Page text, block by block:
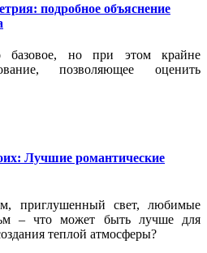
подробное объяснение
базовое, но при этом крайне
позволяющее оценить
Лучшие романтические
приглушенный свет, любимые
– что может быть лучше для
теплой атмосферы?